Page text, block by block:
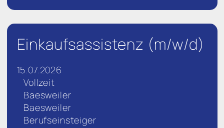
Einkaufsassistenz (m/w/d)
15.07.2026
Vollzeit
Baesweiler
Baesweiler
Berufseinsteiger